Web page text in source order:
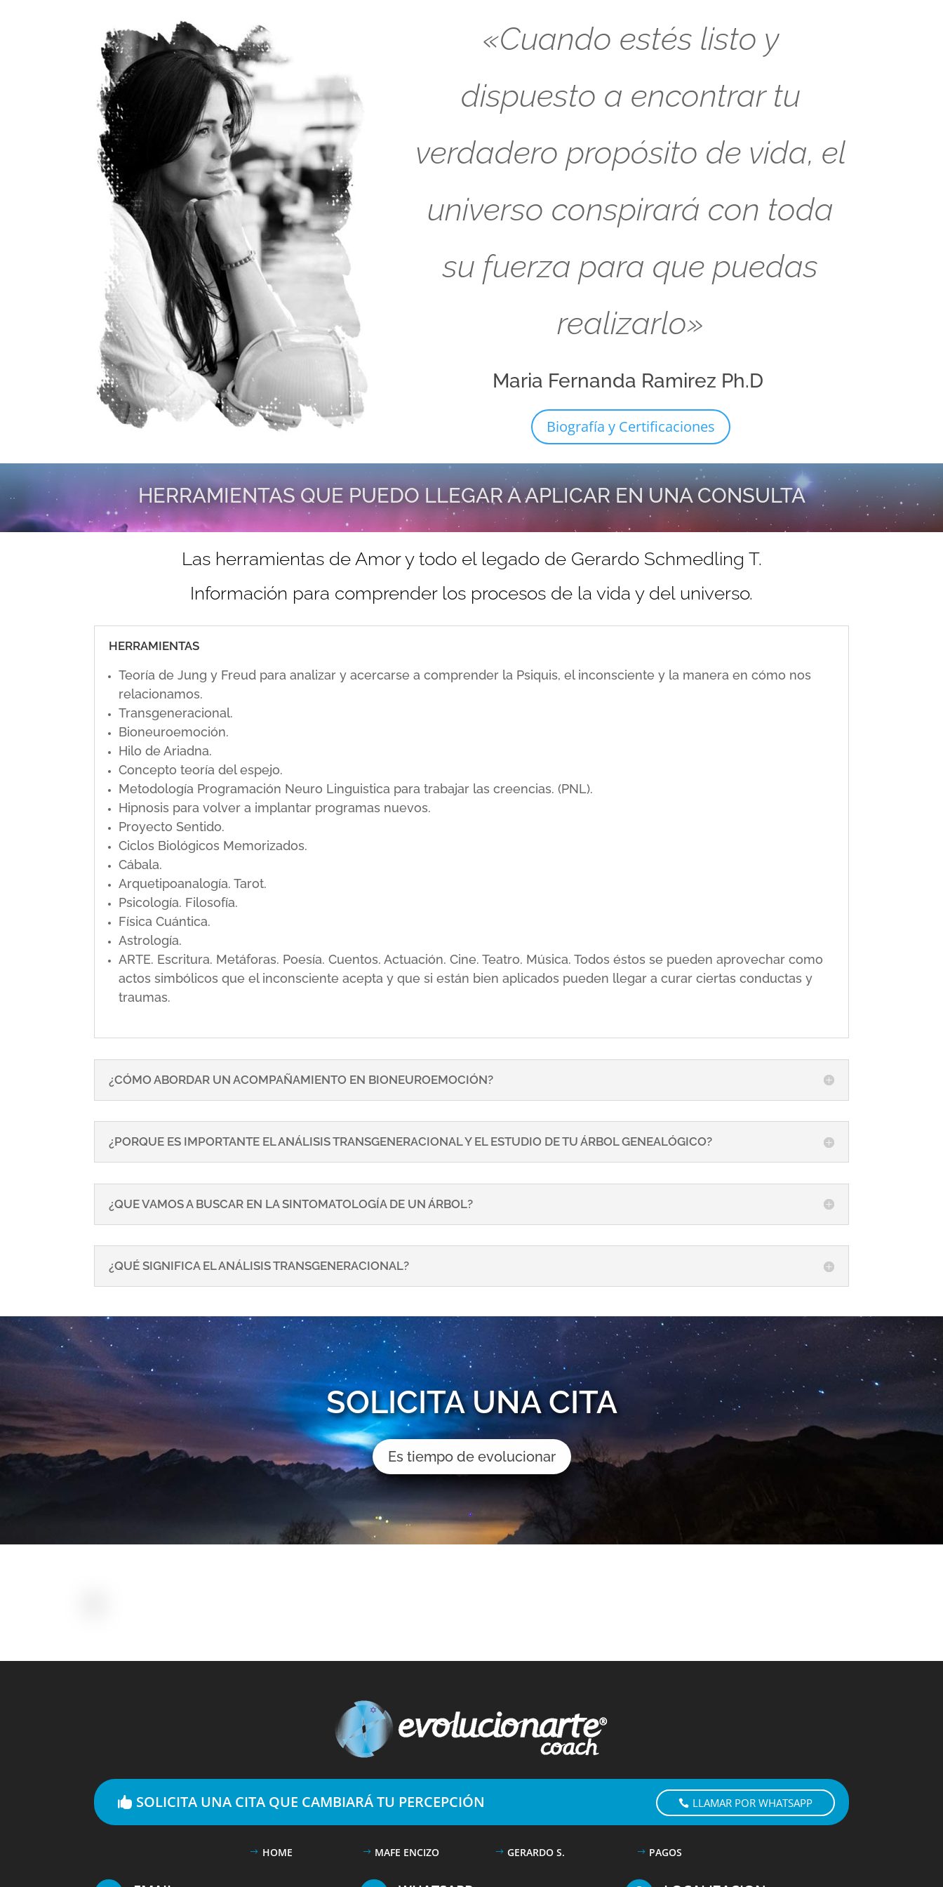
«Cuando estés listo y
dispuesto a encontrar tu
verdadero propósito de vida, el
universo conspirará con toda
su fuerza para que puedas
realizarlo»
Maria Fernanda Ramirez Ph.D
Biografía y Certificaciones
HERRAMIENTAS QUE PUEDO LLEGAR A APLICAR EN UNA CONSULTA
Las herramientas de Amor y todo el legado de Gerardo Schmedling T.
Información para comprender los procesos de la vida y del universo.
HERRAMIENTAS
Teoría de Jung y Freud para analizar y acercarse a comprender la Psiquis, el inconsciente y la manera en cómo nos
relacionamos.
Transgeneracional.
Bioneuroemoción.
Hilo de Ariadna.
Concepto teoría del espejo.
Metodología Programación Neuro Linguistica para trabajar las creencias. (PNL).
Hipnosis para volver a implantar programas nuevos.
Proyecto Sentido.
Ciclos Biológicos Memorizados.
Cábala.
Arquetipoanalogía. Tarot.
Psicología. Filosofía.
Física Cuántica.
Astrología.
ARTE. Escritura. Metáforas. Poesía. Cuentos. Actuación. Cine. Teatro. Música. Todos éstos se pueden aprovechar como
actos simbólicos que el inconsciente acepta y que si están bien aplicados pueden llegar a curar ciertas conductas y
traumas.
¿CÓMO ABORDAR UN ACOMPAÑAMIENTO EN BIONEUROEMOCIÓN?
¿PORQUE ES IMPORTANTE EL ANÁLISIS TRANSGENERACIONAL Y EL ESTUDIO DE TU ÁRBOL GENEALÓGICO?
¿QUE VAMOS A BUSCAR EN LA SINTOMATOLOGÍA DE UN ÁRBOL?
¿QUÉ SIGNIFICA EL ANÁLISIS TRANSGENERACIONAL?
SOLICITA UNA CITA
Es tiempo de evolucionar
SOLICITA UNA CITA QUE CAMBIARÁ TU PERCEPCIÓN LLAMAR POR WHATSAPP
HOME MAFE ENCIZO GERARDO S. PAGOS